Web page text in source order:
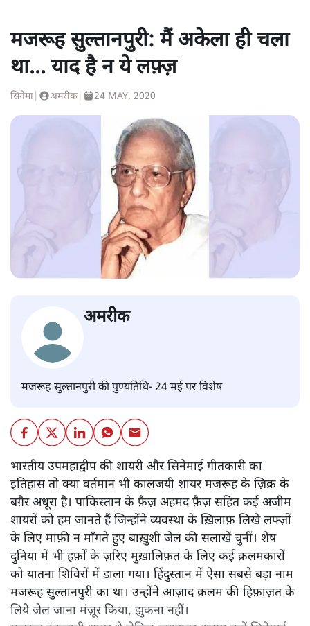
मजरूह सुल्तानपुरी: मैं अकेला ही चला
था... याद है न ये लफ़्ज़
सिनेमा अमरीक 24 MAY, 2020
अमरीक
मजरूह सुल्तानपुरी की पुण्यतिथि- 24 मई पर विशेष
भारतीय उपमहाद्वीप की शायरी और सिनेमाई गीतकारी का
इतिहास तो क्या वर्तमान भी कालजयी शायर मजरूह के ज़िक्र के
बग़ैर अधूरा है। पाकिस्तान के फ़ैज़ अहमद फ़ैज़ सहित कई अजीम
शायरों को हम जानते हैं जिन्होंने व्यवस्था के ख़िलाफ़ लिखे लफ्ज़ों
के लिए माफ़ी न माँगते हुए बाख़ुशी जेल की सलाखें चुनीं। शेष
दुनिया में भी हर्फ़ों के ज़रिए मुख़ालिफ़त के लिए कई क़लमकारों
को यातना शिविरों में डाला गया। हिंदुस्तान में ऐसा सबसे बड़ा नाम
मजरूह सुल्तानपुरी का था। उन्होंने आज़ाद क़लम की हिफ़ाज़त के
लिये जेल जाना मंज़ूर किया, झुकना नहीं।